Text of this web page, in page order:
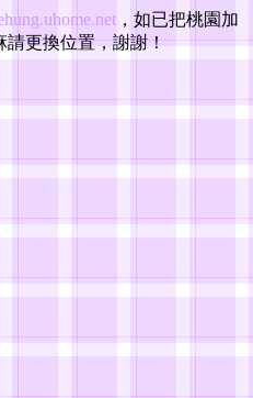
，如已把桃園加
請更換位置，謝謝！